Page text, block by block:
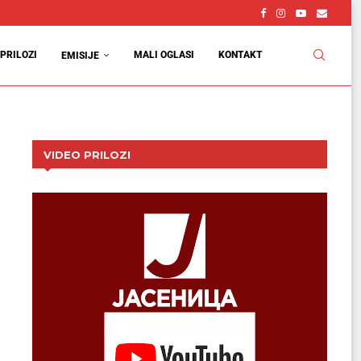
PRILOZI EMISIJE MALI OGLASI KONTAKT
VIDEO PRILOZI